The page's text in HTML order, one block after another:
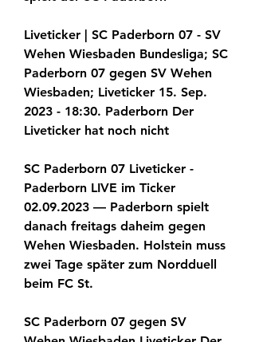
Liveticker | SC Paderborn 07 - SV
Wehen Wiesbaden Bundesliga; SC
Paderborn 07 gegen SV Wehen
Wiesbaden; Liveticker 15. Sep.
2023 - 18:30. Paderborn Der
Liveticker hat noch nicht
SC Paderborn 07 Liveticker -
Paderborn LIVE im Ticker
02.09.2023 — Paderborn spielt
danach freitags daheim gegen
Wehen Wiesbaden. Holstein muss
zwei Tage später zum Nordduell
beim FC St.
SC Paderborn 07 gegen SV